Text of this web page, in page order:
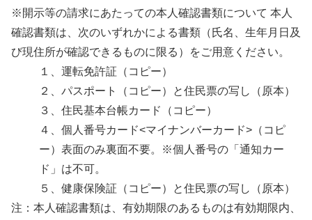
※開示等の請求にあたっての本人確認書類について 本人
確認書類は、次のいずれかによる書類（氏名、生年月日及
び現住所が確認できるものに限る）をご用意ください。
１、運転免許証（コピー）
２、パスポート（コピー）と住民票の写し（原本）
３、住民基本台帳カード（コピー）
４、個人番号カード<マイナンバーカード>（コピ
ー）表面のみ裏面不要。※個人番号の「通知カー
ド」は不可。
５、健康保険証（コピー）と住民票の写し（原本）
注：本人確認書類は、有効期限のあるものは有効期限内、